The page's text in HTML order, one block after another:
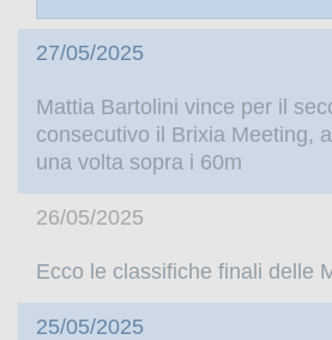
27/05/2025
Mattia Bartolini vince per il
consecutivo il Brixia Meeting,
una volta sopra i 60m
26/05/2025
Ecco le classifiche finali delle
25/05/2025